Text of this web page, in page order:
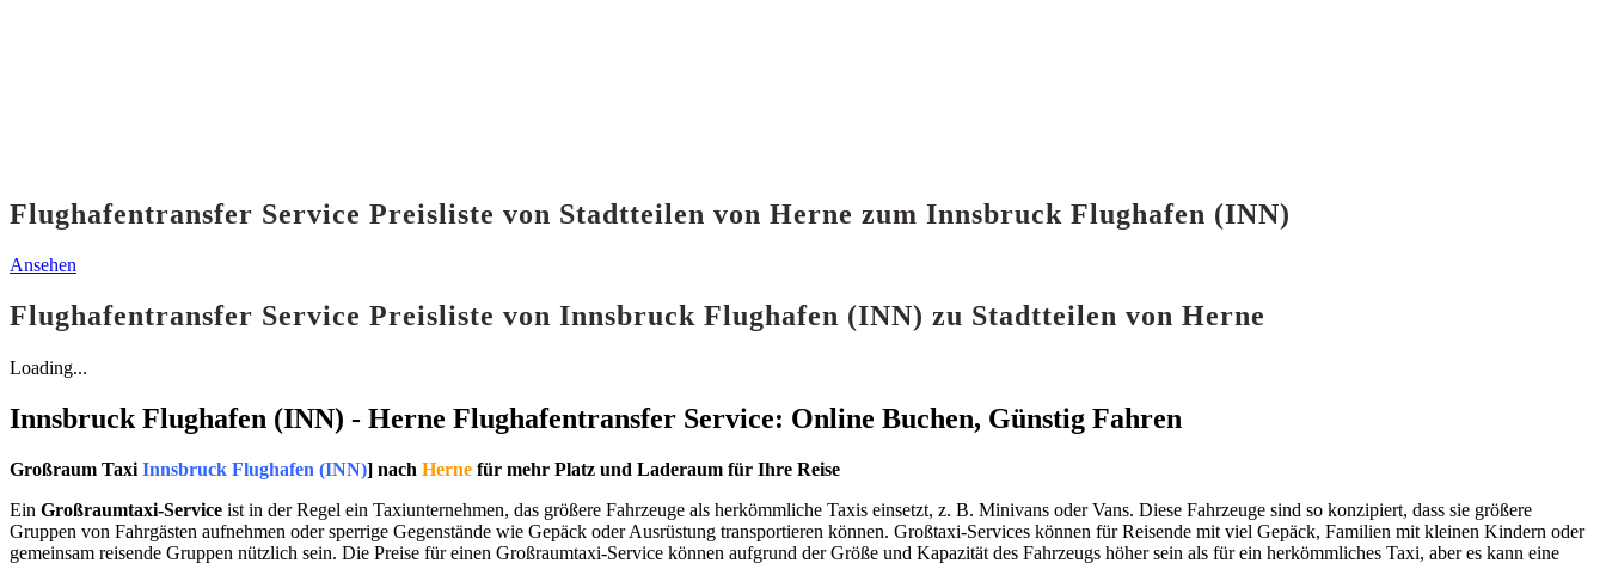
Flughafentransfer Service Preisliste von Stadtteilen von Herne zum Innsbruck Flughafen (INN)
Ansehen
Flughafentransfer Service Preisliste von Innsbruck Flughafen (INN) zu Stadtteilen von Herne
Loading...
Innsbruck Flughafen (INN) - Herne Flughafentransfer Service: Online Buchen, Günstig Fahren
Großraum Taxi Innsbruck Flughafen (INN)] nach Herne für mehr Platz und Laderaum für Ihre Reise
Ein Großraumtaxi-Service ist in der Regel ein Taxiunternehmen, das größere Fahrzeuge als herkömmliche Taxis einsetzt, z. B. Minivans oder Vans. Diese Fahrzeuge sind so konzipiert, dass sie größere
Gruppen von Fahrgästen aufnehmen oder sperrige Gegenstände wie Gepäck oder Ausrüstung transportieren können. Großtaxi-Services können für Reisende mit viel Gepäck, Familien mit kleinen Kindern oder
gemeinsam reisende Gruppen nützlich sein. Die Preise für einen Großraumtaxi-Service können aufgrund der Größe und Kapazität des Fahrzeugs höher sein als für ein herkömmliches Taxi, aber es kann eine